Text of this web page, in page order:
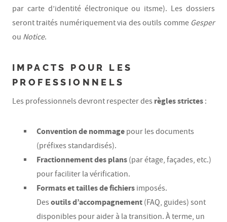
par carte d’identité électronique ou itsme). Les dossiers
seront traités numériquement via des outils comme Gesper
ou Notice.
IMPACTS POUR LES
PROFESSIONNELS
Les professionnels devront respecter des règles strictes :
Convention de nommage pour les documents
(préfixes standardisés).
Fractionnement des plans (par étage, façades, etc.)
pour faciliter la vérification.
Formats et tailles de fichiers imposés.
Desoutils d’accompagnement (FAQ, guides) sont
disponibles pour aider à la transition. À terme, un